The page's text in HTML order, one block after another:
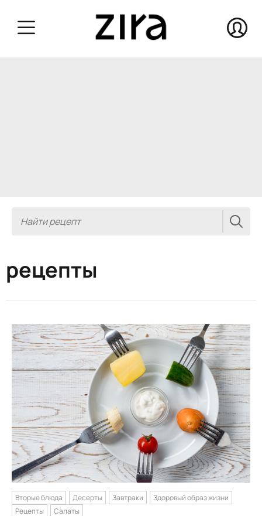
рецепты
Вторые блюда Десерты Завтраки
Здоровый образ жизни
Рецепты
Салаты